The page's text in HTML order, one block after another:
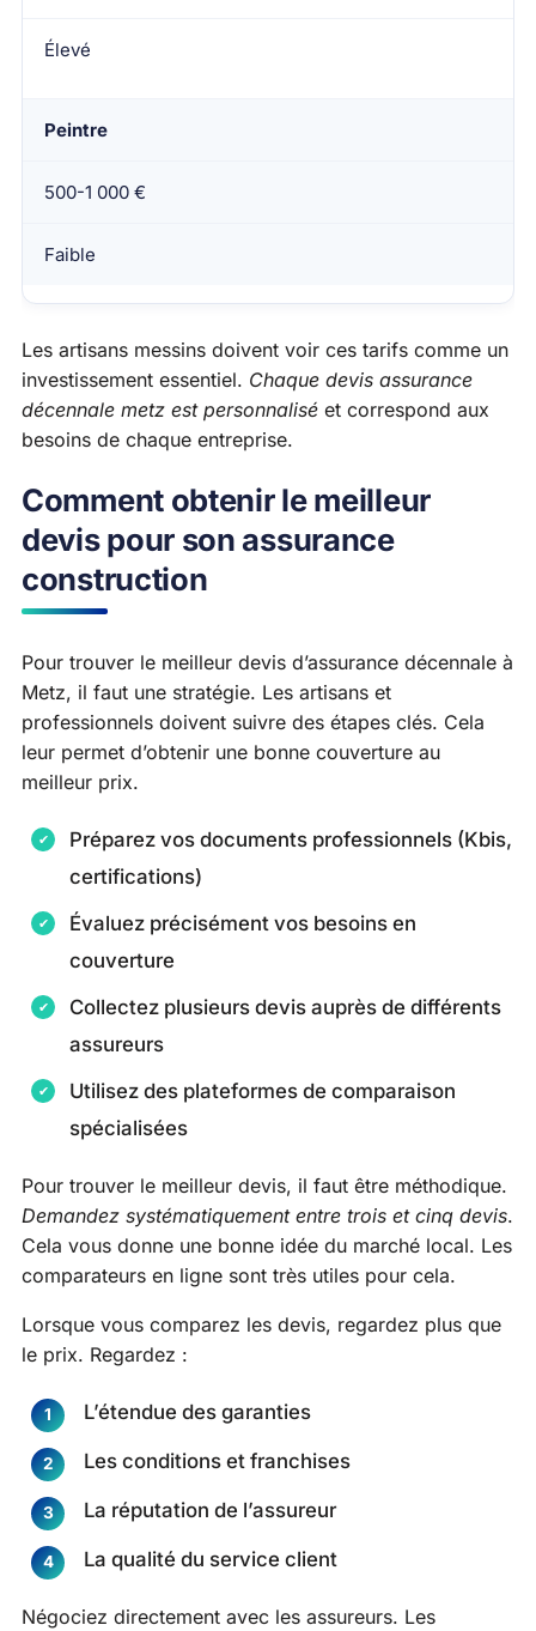
Élevé
Peintre
500-1 000 €
Faible
Les artisans messins doivent voir ces tarifs comme un
investissement essentiel. Chaque devis assurance
décennale metz est personnalisé et correspond aux
besoins de chaque entreprise.
Comment obtenir le meilleur
devis pour son assurance
construction
Pour trouver le meilleur devis d’assurance décennale à
Metz, il faut une stratégie. Les artisans et
professionnels doivent suivre des étapes clés. Cela
leur permet d’obtenir une bonne couverture au
meilleur prix.
Préparez vos documents professionnels (Kbis,
certifications)
Évaluez précisément vos besoins en
couverture
Collectez plusieurs devis auprès de différents
assureurs
Utilisez des plateformes de comparaison
spécialisées
Pour trouver le meilleur devis, il faut être méthodique.
Demandez systématiquement entre trois et cinq devis.
Cela vous donne une bonne idée du marché local. Les
comparateurs en ligne sont très utiles pour cela.
Lorsque vous comparez les devis, regardez plus que
le prix. Regardez :
L’étendue des garanties
Les conditions et franchises
La réputation de l’assureur
La qualité du service client
Négociez directement avec les assureurs. Les